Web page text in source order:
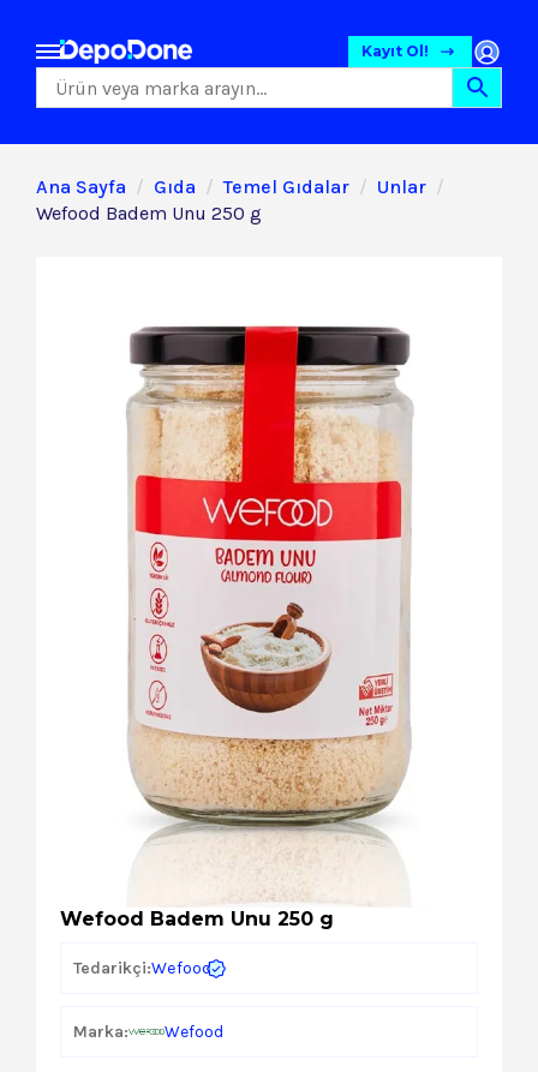
Paket Servis Ürünleri
Kayıt Ol!
Ana Sayfa Gıda Temel Gıdalar
Unlar
Wefood Badem Unu 250 g
Wefood Badem Unu 250 g
Tedarikçi:Wefood
Marka: Wefood